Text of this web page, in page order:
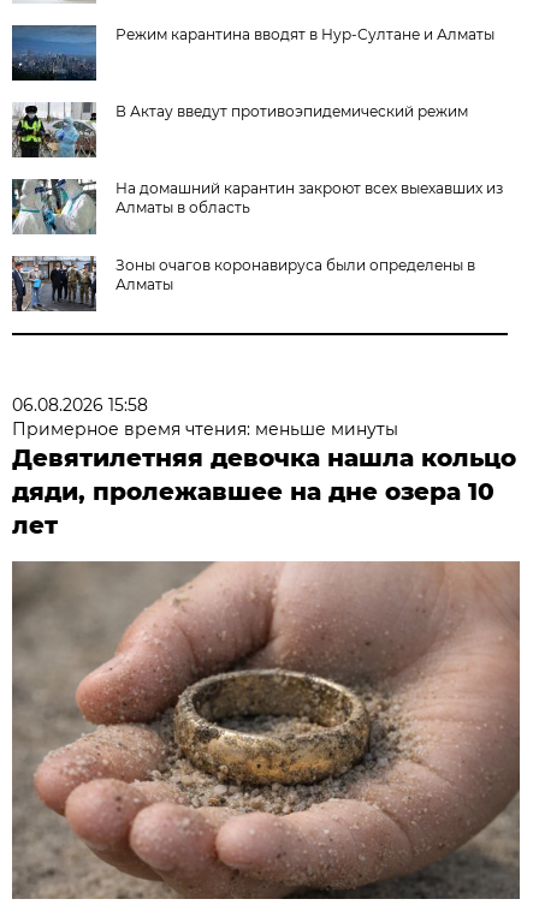
Режим карантина вводят в Нур-Султане и Алматы
В Актау введут противоэпидемический режим
На домашний карантин закроют всех выехавших из
Алматы в область
Зоны очагов коронавируса были определены в
Алматы
06.08.2026 15:58
Примерное время чтения: меньше минуты
Девятилетняя девочка нашла кольцо
дяди, пролежавшее на дне озера 10
лет